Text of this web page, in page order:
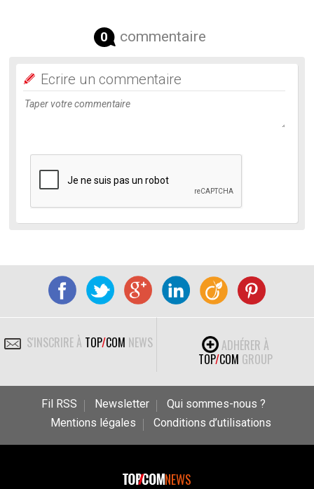
0 commentaire
Ecrire un commentaire
S'INSCRIRE À TOP/COM NEWS
ADHÉRER À
TOP/COM GROUP
Fil RSS Newsletter
Qui sommes-nous ?
Mentions légales
Conditions d’utilisations
NEWS